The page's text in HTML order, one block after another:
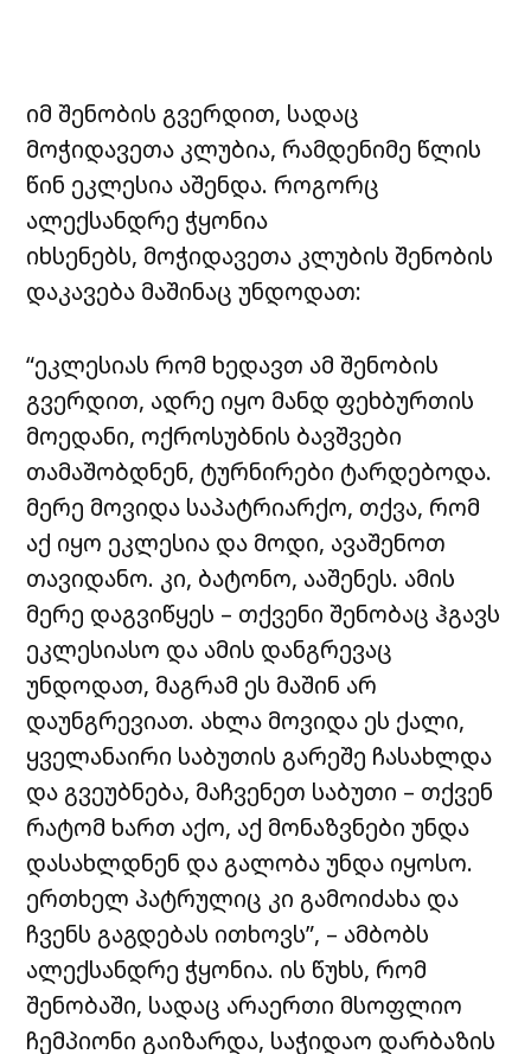
იმ შენობის გვერდით, სადაც
მოჭიდავეთა კლუბია, რამდენიმე წლის
წინ ეკლესია აშენდა. როგორც
ალექსანდრე ჭყონია
იხსენებს, მოჭიდავეთა კლუბის შენობის
დაკავება მაშინაც უნდოდათ:
“ეკლესიას რომ ხედავთ ამ შენობის
გვერდით, ადრე იყო მანდ ფეხბურთის
მოედანი, ოქროსუბნის ბავშვები
თამაშობდნენ, ტურნირები ტარდებოდა.
მერე მოვიდა საპატრიარქო, თქვა, რომ
აქ იყო ეკლესია და მოდი, ავაშენოთ
თავიდანო. კი, ბატონო, ააშენეს. ამის
მერე დაგვიწყეს – თქვენი შენობაც ჰგავს
ეკლესიასო და ამის დანგრევაც
უნდოდათ, მაგრამ ეს მაშინ არ
დაუნგრევიათ. ახლა მოვიდა ეს ქალი,
ყველანაირი საბუთის გარეშე ჩასახლდა
და გვეუბნება, მაჩვენეთ საბუთი – თქვენ
რატომ ხართ აქო, აქ მონაზვნები უნდა
დასახლდნენ და გალობა უნდა იყოსო.
ერთხელ პატრულიც კი გამოიძახა და
ჩვენს გაგდებას ითხოვს”, – ამბობს
ალექსანდრე ჭყონია. ის წუხს, რომ
შენობაში, სადაც არაერთი მსოფლიო
ჩემპიონი გაიზარდა, საჭიდაო დარბაზის